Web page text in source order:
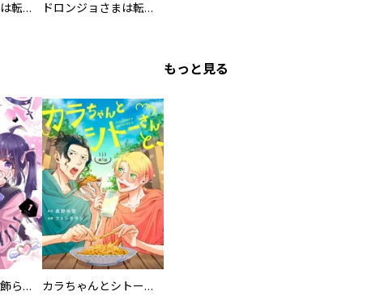
ドロンジョさまは転生しても悪役令嬢のままだった ドロンジョさまは転生しても悪役令嬢のままだった【分冊版】
もっと見る
カワイイ恋は着飾らない カラちゃんとシトーさんと、 【分冊版】